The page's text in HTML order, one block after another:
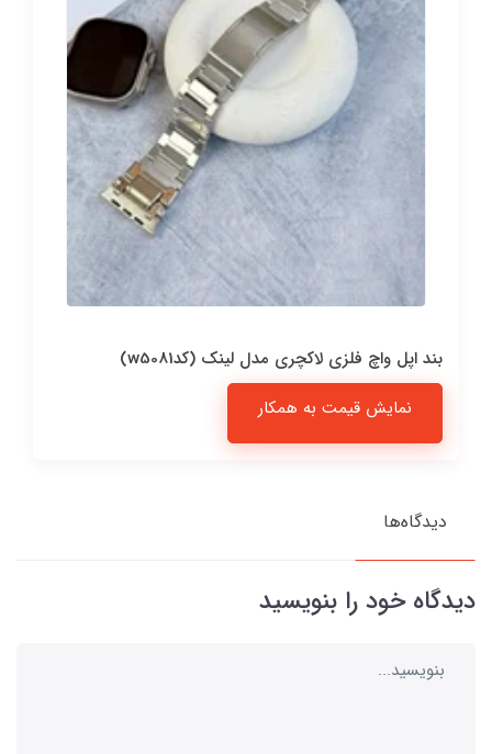
بند اپل واچ فلزی لاکچری مدل لینک (کدw5081)
نمایش قیمت به همکار
دیدگاه‌ها
دیدگاه خود را بنویسید